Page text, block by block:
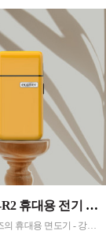
알토 에코너-R2 휴대용 전기 면도기 무선 충전형
- 미니멀한 사이즈의 휴대용 면도기 - 강력한 7500rpm 의 모터 스피드로 더욱 꺠끗하고 섬세한 면도를 할수 있습니다 - 헤드와 본체 상단부에는 '마그네틱' 으로 탈부착 됩니다 - 헤드, 면도날, 본체 상단부는 물세척이 가능합니다 - 600mA 배터리로 100분간 사용 가능